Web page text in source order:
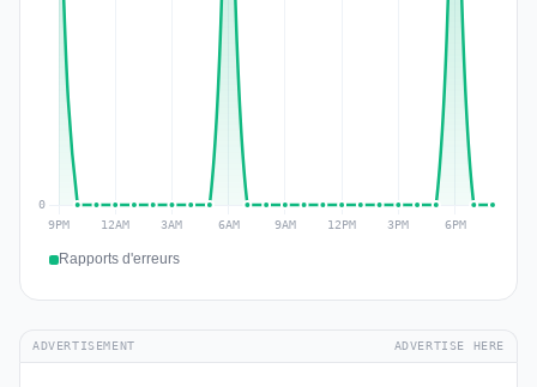
Rapports d'erreurs
ADVERTISEMENT ADVERTISE HERE